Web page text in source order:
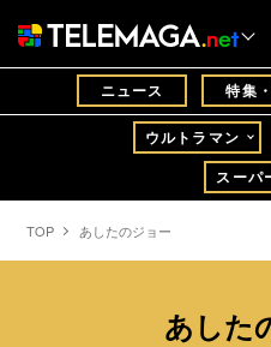
ニュース 特集
ウルトラマン
スーパ
TOP あしたのジョー
あした